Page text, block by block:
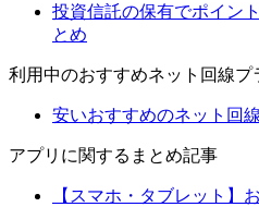
投資信託の保有でポイン
とめ
利用中のおすすめネット回線プ
安いおすすめのネット回
アプリに関するまとめ記事
【スマホ・タブレット】